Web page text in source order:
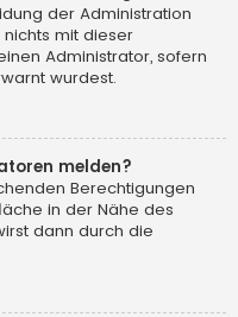
der Administration
nichts mit dieser
Administrator, sofern
wurdest.
melden?
Berechtigungen
in der Nähe des
dann durch die